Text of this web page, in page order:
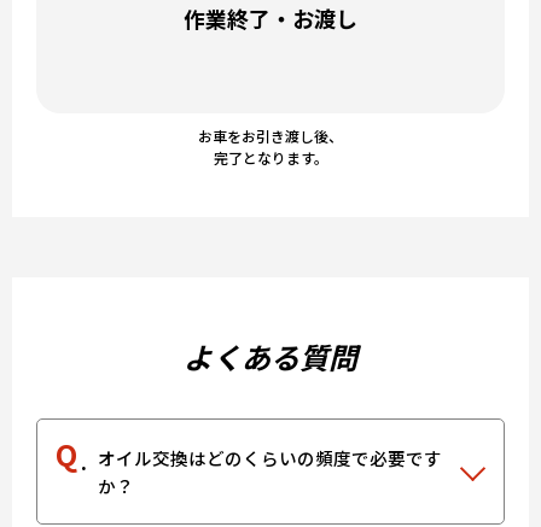
作業終了・お渡し
お車をお引き渡し後、
完了となります。
よくある質問
Q
オイル交換はどのくらいの頻度で必要です
か？